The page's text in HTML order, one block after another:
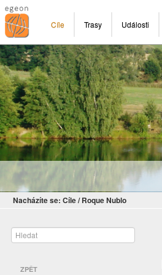
Cíle Trasy Události
Nacházíte se: Cíle/ Roque Nublo
ZPĚT